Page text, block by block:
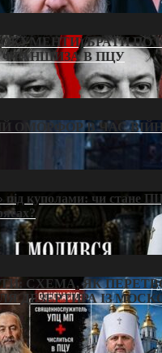
БРАТИ ПО
ФРАНШИЗА В ПЦУ
ОМОРФОР В ЧАС
під куполами: чи стане
СХЕМА, ЯК
ДЕЗЕРТИРА ІЗ